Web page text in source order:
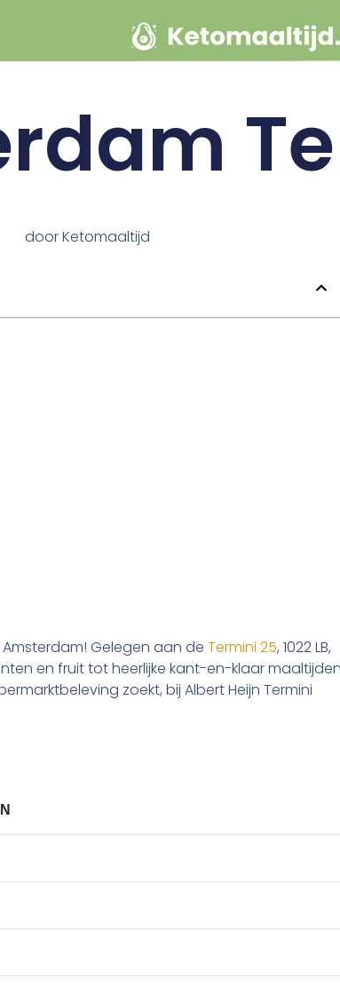
doorKetomaaltijd
Amsterdam! Gelegen aan de Termini 25, 1022 LB,
en fruit tot heerlijke kant-en-klaar
zoekt, bij Albert Heijn Termini